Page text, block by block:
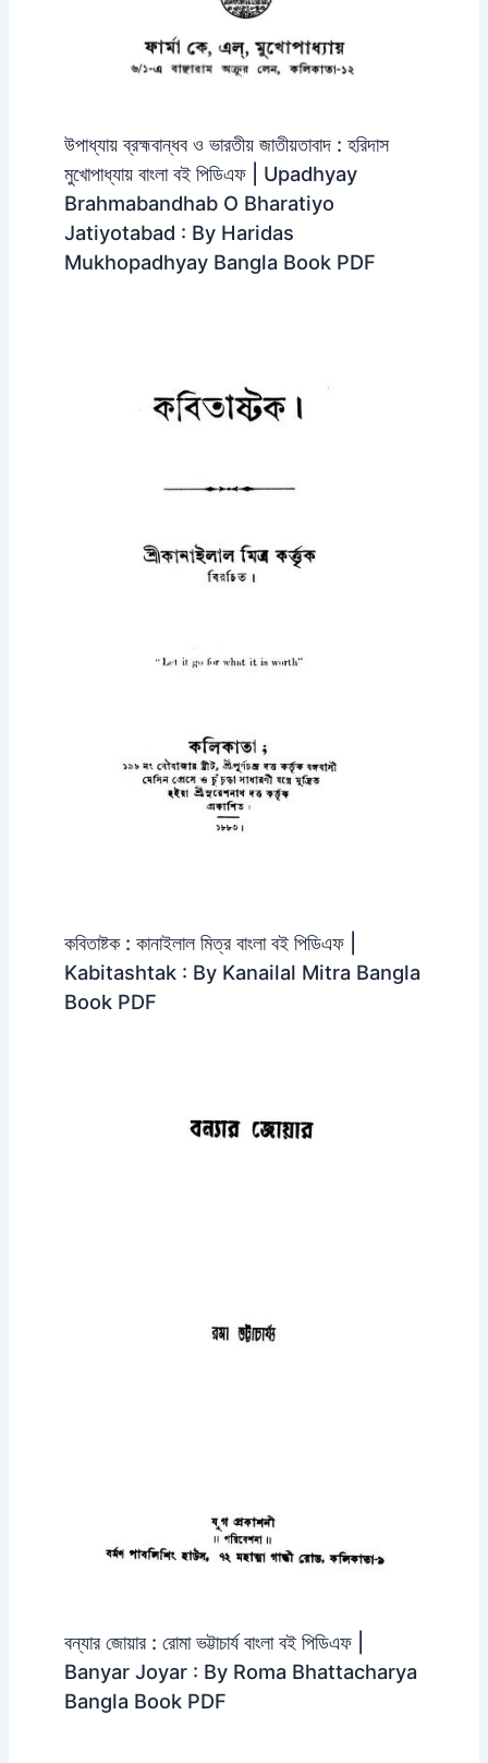
উপাধ্যায় ব্রহ্মবান্ধব ও ভারতীয় জাতীয়তাবাদ : হরিদাস
মুখোপাধ্যায় বাংলা বই পিডিএফ | Upadhyay
Brahmabandhab O Bharatiyo
Jatiyotabad : By Haridas
Mukhopadhyay Bangla Book PDF
কবিতাষ্টক : কানাইলাল মিত্র বাংলা বই পিডিএফ |
Kabitashtak : By Kanailal Mitra Bangla
Book PDF
বন্যার জোয়ার : রোমা ভট্টাচার্য বাংলা বই পিডিএফ |
Banyar Joyar : By Roma Bhattacharya
Bangla Book PDF